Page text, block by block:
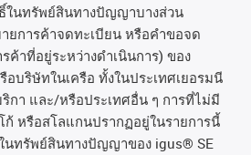
ในทรัพย์สินทางปัญญาบางส่วน
ยการค้าจดทะเบียนหรือคำขอจด
ค้าที่อยู่ระหว่างดำเนินการ) ของ
อบริษัทในเครือ ทั้งในประเทศเยอรมนี
กา และ/หรือประเทศอื่น ๆ การที่ไม่มี
ก้ หรือสโลแกนปรากฏอยู่ในรายการนี้
นทรัพย์สินทางปัญญาของ igus® SE